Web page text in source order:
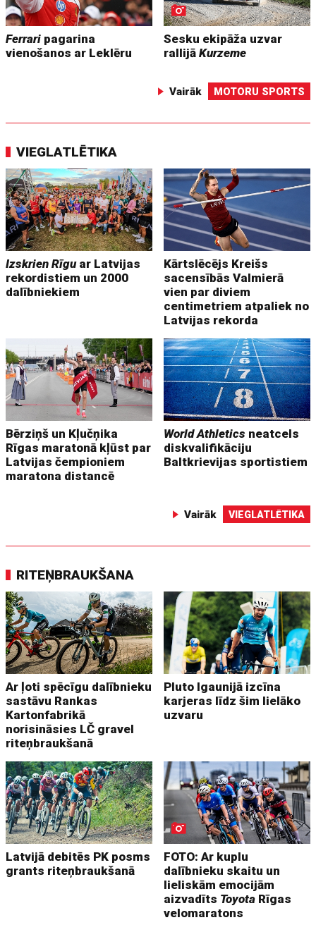
Ferrari pagarina
vienošanos ar Leklēru
Sesku ekipāža uzvar
rallijāKurzeme
Vairāk MOTORU SPORTS
VIEGLATLĒTIKA
Izskrien Rīguar Latvijas
rekordistiem un 2000
dalībniekiem
Kārtslēcējs Kreišs
sacensībās Valmierā
vien par diviem
centimetriem atpaliek no
Latvijas rekorda
Bērziņš un Kļučņika
Rīgas maratonā kļūst par
Latvijas čempioniem
maratona distancē
World Athletics neatcels
diskvalifikāciju
Baltkrievijas sportistiem
Vairāk VIEGLATLĒTIKA
RITEŅBRAUKŠANA
Ar ļoti spēcīgu dalībnieku
sastāvu Rankas
Kartonfabrikā
norisināsies LČ gravel
riteņbraukšanā
Pluto Igaunijā izcīna
karjeras līdz šim lielāko
uzvaru
Latvijā debitēs PK posms
grants riteņbraukšanā
FOTO: Ar kuplu
dalībnieku skaitu un
lieliskām emocijām
aizvadīts Toyota Rīgas
velomaratons